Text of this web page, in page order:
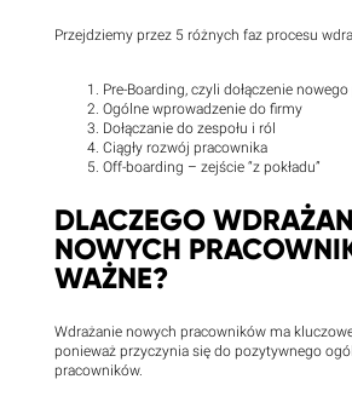
Przejdziemy przez 5 różnych faz procesu
Pre-Boarding, czyli dołączenie
Ogólne wprowadzenie do firmy
Dołączanie do zespołu i ról
Ciągły rozwój pracownika
Off-boarding – zejście “z pokładu”
DLACZEGO
NOWYCH
WAŻNE?
Wdrażanie nowych pracowników ma
ponieważ przyczynia się do pozytywnego
pracowników.